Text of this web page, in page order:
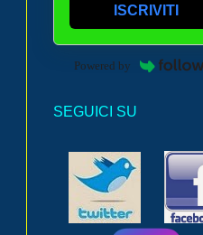
ISCRIVITI
Powered by
SEGUICI SU